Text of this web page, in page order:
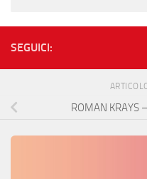
SEGUICI:
ROMAN KRAYS